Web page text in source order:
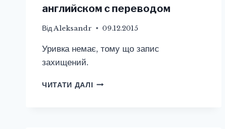
английском с переводом
ВідAleksandr 09.12.2015
Уривка немає, тому що запис
захищений.
ЧИТАТИ ДАЛІ ЗАХИЩЕНО: